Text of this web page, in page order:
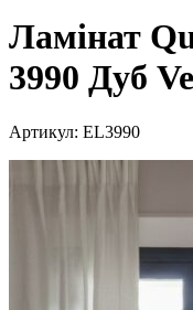
Ламінат
3990 Дуб
Артикул: EL3990